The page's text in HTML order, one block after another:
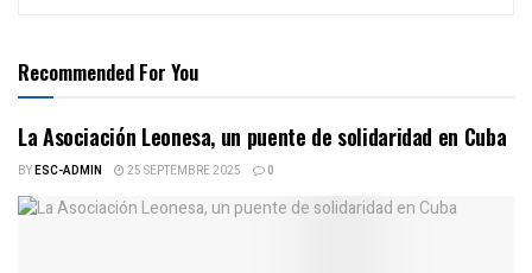
Recommended For You
La Asociación Leonesa, un puente de solidaridad en Cuba
BYESC-ADMIN 25 SEPTEMBRE 2025 0